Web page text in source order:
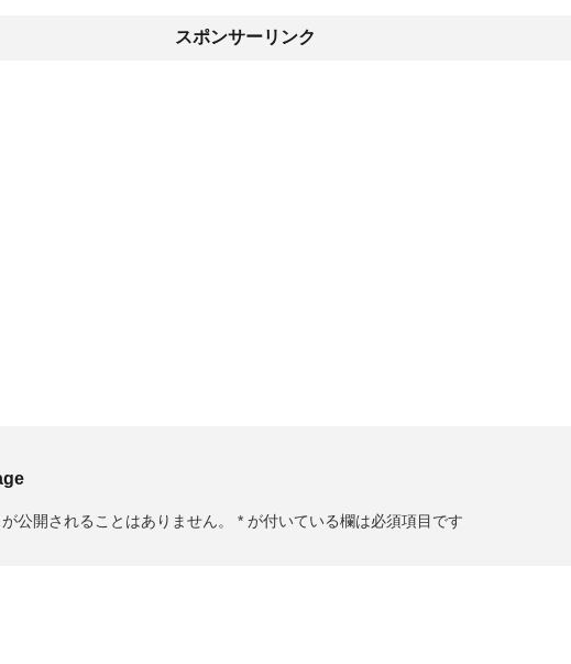
スポンサーリンク
公開されることはありません。 * が付いている欄は必須項目です